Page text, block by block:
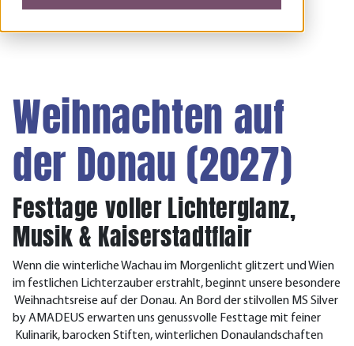
Weihnachten auf
der Donau (2027)
Festtage voller Lichterglanz,
Musik & Kaiserstadtflair
Wenn die winterliche Wachau im Morgenlicht glitzert und Wien
im festlichen Lichterzauber erstrahlt, beginnt unsere besondere
Weihnachtsreise auf der Donau. An Bord der stilvollen MS Silver
by AMADEUS erwarten uns genussvolle Festtage mit feiner
Kulinarik, barocken Stiften, winterlichen Donaulandschaften